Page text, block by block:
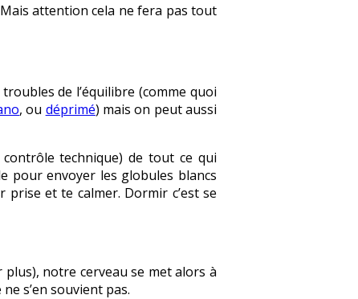
attention cela ne fera pas tout
de l’équilibre (comme quoi
, ou déprimé) mais on peut aussi
technique) de tout ce qui
pour envoyer les globules blancs
et te calmer. Dormir c’est se
notre cerveau se met alors à
s’en souvient pas.